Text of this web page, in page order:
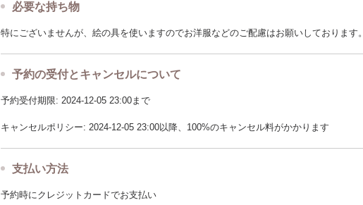
必要な持ち物
特にございませんが、絵の具を使いますのでお洋服などのご配慮はお願いしております
予約の受付とキャンセルについて
予約受付期限: 2024-12-05 23:00まで
キャンセルポリシー: 2024-12-05 23:00以降、100%のキャンセル料がかかります
支払い方法
予約時にクレジットカードでお支払い